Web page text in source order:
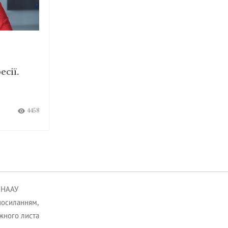
4458
НААУ
листа